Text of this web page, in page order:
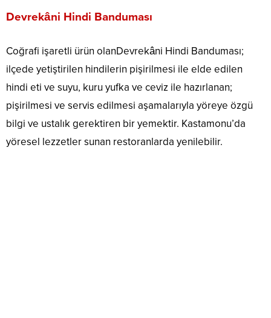
Devrekâni Hindi Banduması
Coğrafi işaretli ürün olanDevrekâni Hindi Banduması;
ilçede yetiştirilen hindilerin pişirilmesi ile elde edilen
hindi eti ve suyu, kuru yufka ve ceviz ile hazırlanan;
pişirilmesi ve servis edilmesi aşamalarıyla yöreye özgü
bilgi ve ustalık gerektiren bir yemektir. Kastamonu’da
yöresel lezzetler sunan restoranlarda yenilebilir.